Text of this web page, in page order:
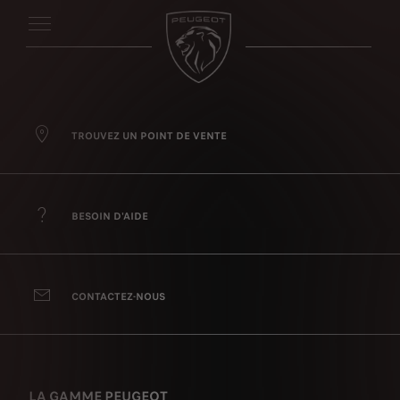
TROUVEZ UN POINT DE VENTE
BESOIN D'AIDE
CONTACTEZ-NOUS